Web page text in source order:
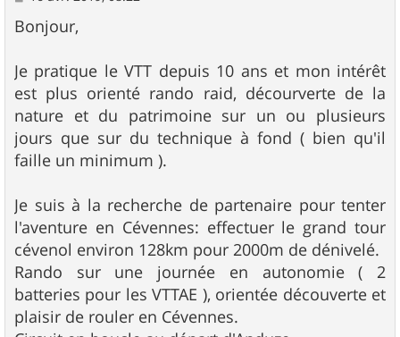
s
s
g
e
Bonjour,
Je pratique le VTT depuis 10 ans et mon intérêt
est plus orienté rando raid, décourverte de la
nature et du patrimoine sur un ou plusieurs
jours que sur du technique à fond ( bien qu'il
faille un minimum ).
Je suis à la recherche de partenaire pour tenter
l'aventure en Cévennes: effectuer le grand tour
cévenol environ 128km pour 2000m de dénivelé.
Rando sur une journée en autonomie ( 2
batteries pour les VTTAE ), orientée découverte et
plaisir de rouler en Cévennes.